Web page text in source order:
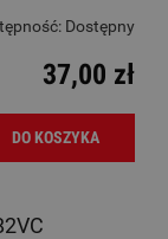
Dostępny
37,00 zł
DO KOSZYKA